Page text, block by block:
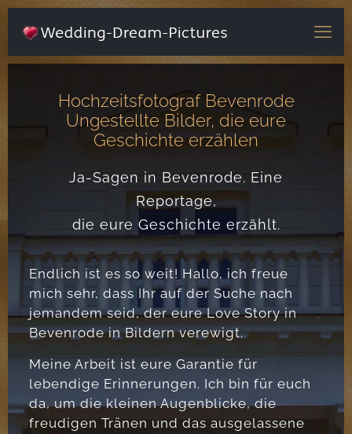
Hochzeitsfotograf Bevenrode
Ungestellte Bilder, die eure
Geschichte erzählen
Ja-Sagen in Bevenrode. Eine
Reportage,
die eure Geschichte erzählt.
Endlich ist es so weit! Hallo, ich freue
mich sehr, dass Ihr auf der Suche nach
jemandem seid, der eure Love Story in
Bevenrode in Bildern verewigt.
Meine Arbeit ist eure Garantie für
lebendige Erinnerungen. Ich bin für euch
da, um die kleinen Augenblicke, die
freudigen Tränen und das ausgelassene